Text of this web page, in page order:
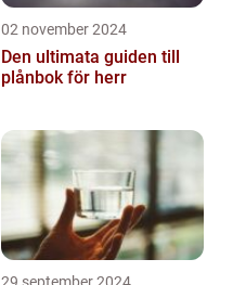
02 november 2024
Den ultimata guiden till
plånbok för herr